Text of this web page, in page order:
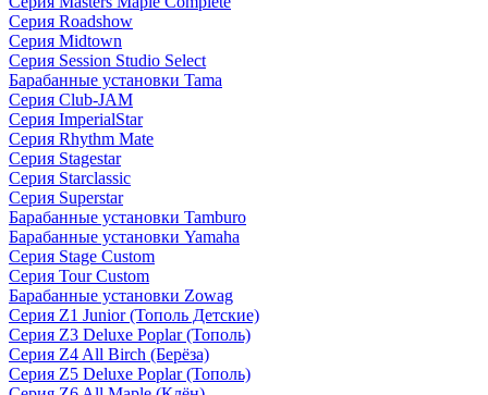
Серия Roadshow
Серия Midtown
Серия Session Studio Select
Барабанные установки Tama
Серия Club-JAM
Серия ImperialStar
Серия Rhythm Mate
Серия Stagestar
Серия Starclassic
Серия Superstar
Барабанные установки Tamburo
Барабанные установки Yamaha
Серия Stage Custom
Серия Tour Custom
Барабанные установки Zowag
Серия Z1 Junior (Тополь Детские)
Серия Z3 Deluxe Poplar (Тополь)
Серия Z4 All Birch (Берёза)
Серия Z5 Deluxe Poplar (Тополь)